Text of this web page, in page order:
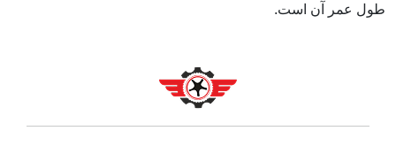
طول عمر آن است.